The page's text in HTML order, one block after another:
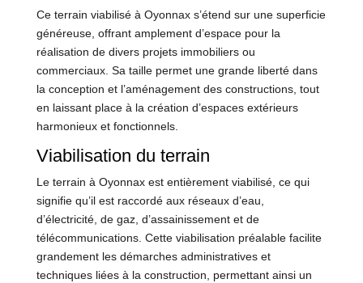
Ce terrain viabilisé à Oyonnax s’étend sur une superficie
généreuse, offrant amplement d’espace pour la
réalisation de divers projets immobiliers ou
commerciaux. Sa taille permet une grande liberté dans
la conception et l’aménagement des constructions, tout
en laissant place à la création d’espaces extérieurs
harmonieux et fonctionnels.
Viabilisation du terrain
Le terrain à Oyonnax est entièrement viabilisé, ce qui
signifie qu’il est raccordé aux réseaux d’eau,
d’électricité, de gaz, d’assainissement et de
télécommunications. Cette viabilisation préalable facilite
grandement les démarches administratives et
techniques liées à la construction, permettant ainsi un